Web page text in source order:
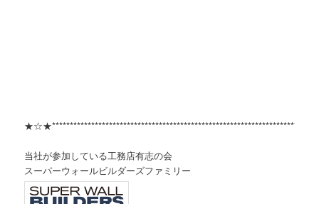
当社が参加している工務店有志の会
スーパーウォールビルダーズファミリー